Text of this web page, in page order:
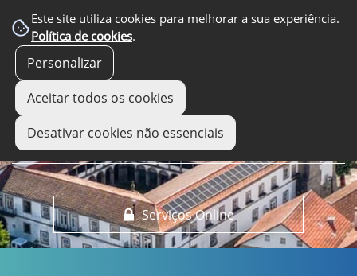
Este site utiliza cookies para melhorar a sua experiência.
Política de cookies.
Personalizar
Aceitar todos os cookies
Desativar cookies não essenciais
Serviços Online
EM DESTAQUE